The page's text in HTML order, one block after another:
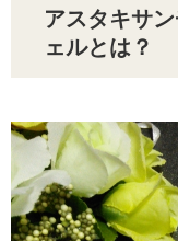
アスタキサ
ェルとは？